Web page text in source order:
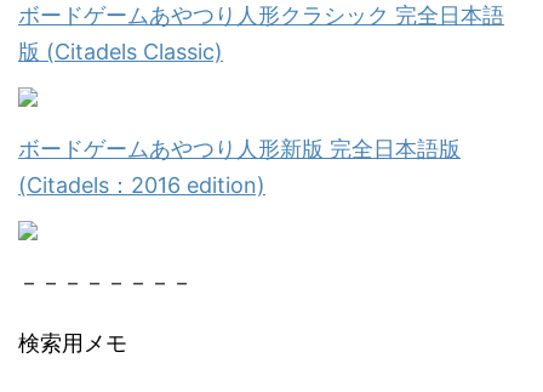
ボードゲームあやつり人形クラシック 完全日本語
版 (Citadels Classic)
ボードゲームあやつり人形新版 完全日本語版
(Citadels：2016 edition)
－－－－－－－－
検索用メモ